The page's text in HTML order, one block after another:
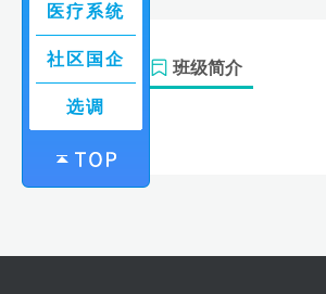
班级简介
医疗系统
社区国企
选调